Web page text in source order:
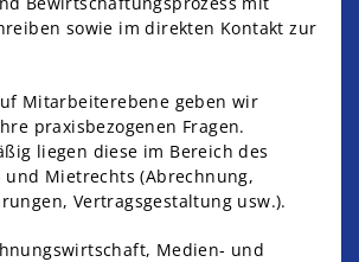
sowie im direkten Kontakt zur
Mitarbeiterebene geben wir
praxisbezogenen Fragen.
liegen diese im Bereich des
und Mietrechts (Abrechnung,
Vertragsgestaltung usw.).
Medien‑ und